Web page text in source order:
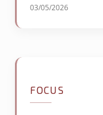
03/05/2026
FOCUS